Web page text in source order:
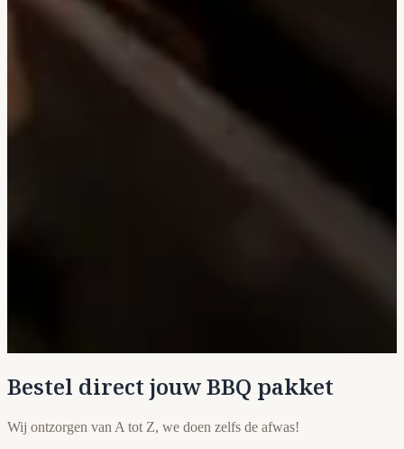
Bestel direct jouw BBQ pakket
Wij ontzorgen van A tot Z, we doen zelfs de afwas!